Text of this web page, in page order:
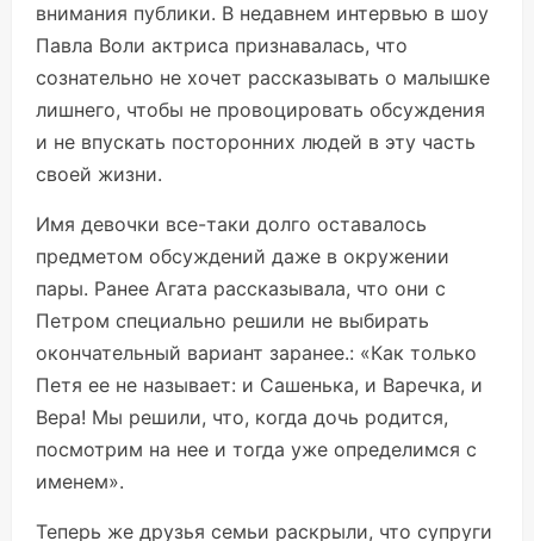
внимания публики. В недавнем интервью в шоу
Павла Воли актриса признавалась, что
сознательно не хочет рассказывать о малышке
лишнего, чтобы не провоцировать обсуждения
и не впускать посторонних людей в эту часть
своей жизни.
Имя девочки все-таки долго оставалось
предметом обсуждений даже в окружении
пары. Ранее Агата рассказывала, что они с
Петром специально решили не выбирать
окончательный вариант заранее.: «Как только
Петя ее не называет: и Сашенька, и Варечка, и
Вера! Мы решили, что, когда дочь родится,
посмотрим на нее и тогда уже определимся с
именем».
Теперь же друзья семьи раскрыли, что супруги